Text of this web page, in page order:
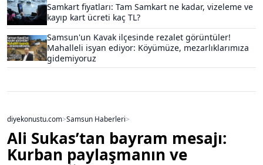
Samkart fiyatları: Tam Samkart ne kadar, vizeleme ve
kayıp kart ücreti kaç TL?
Samsun'un Kavak ilçesinde rezalet görüntüler!
Mahalleli isyan ediyor: Köyümüze, mezarlıklarımıza
gidemiyoruz
diyekonustu.com>Samsun Haberleri>
Ali Sukas’tan bayram mesajı:
Kurban paylaşmanın ve